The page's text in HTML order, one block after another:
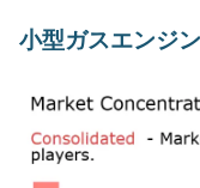
小型ガスエンジ